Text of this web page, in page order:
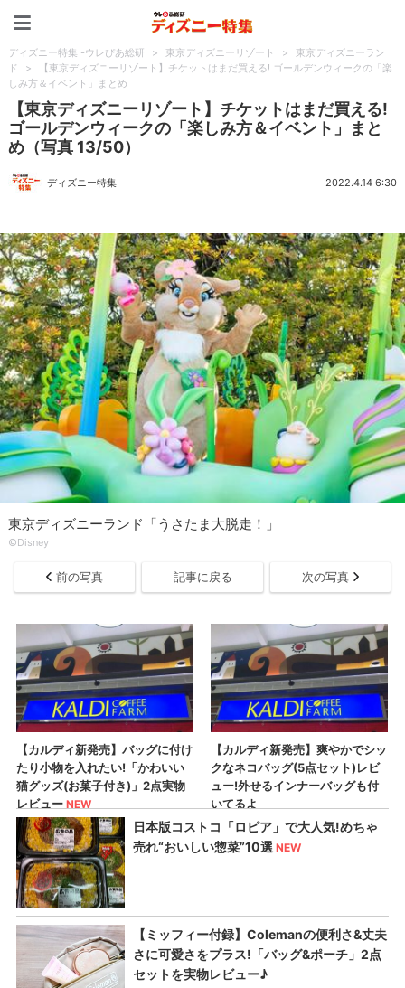
ディズニー特集 -ウレぴあ総研 > 東京ディズニーリゾート >
東京ディズニーラン
ド
>
【東京ディズニーリゾート】チケットはまだ買える! ゴールデンウィークの「楽
しみ方＆イベント」まとめ
【東京ディズニーリゾート】チケットはまだ買える!
ゴールデンウィークの「楽しみ方＆イベント」まと
め（写真 13/50）
ディズニー特集 2022.4.14 6:30
東京ディズニーランド「うさたま大脱走！」
©︎Disney
前の写真 記事に戻る 次の写真